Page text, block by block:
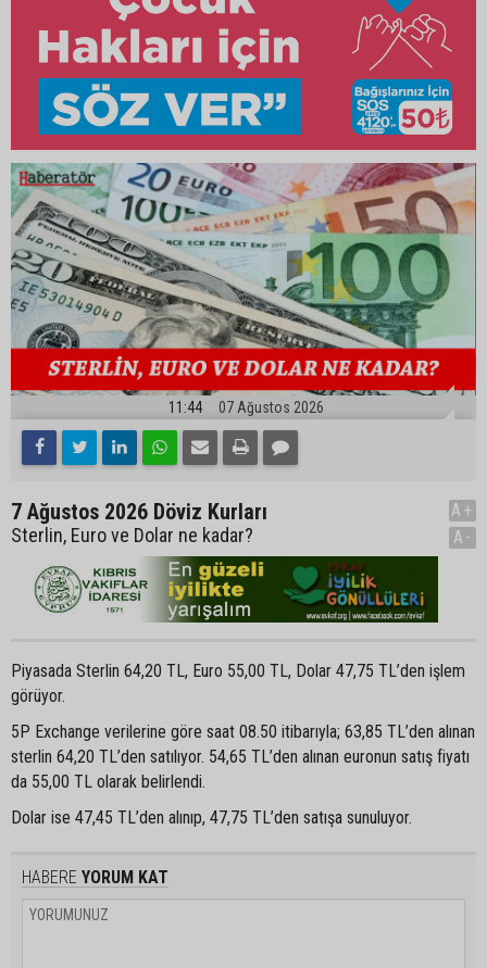
11:44 07 Ağustos 2026
7 Ağustos 2026 Döviz Kurları
Sterlin, Euro ve Dolar ne kadar?
A+
A-
Piyasada Sterlin 64,20 TL, Euro 55,00 TL, Dolar 47,75 TL’den işlem
görüyor.
5P Exchange verilerine göre saat 08.50 itibarıyla; 63,85 TL’den alınan
sterlin 64,20 TL’den satılıyor. 54,65 TL’den alınan euronun satış fiyatı
da 55,00 TL olarak belirlendi.
Dolar ise 47,45 TL’den alınıp, 47,75 TL’den satışa sunuluyor.
HABERE YORUM KAT